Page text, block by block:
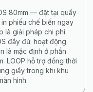
80mm — đặt tại quầy
phiếu chế biến ngay
là giải pháp chi phí
đầy đủ: hoạt động
là mặc định ở phần
LOOP hỗ trợ đồng thời
giấy trong khi khu
hình.